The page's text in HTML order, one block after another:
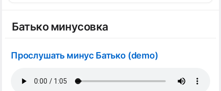
Батько минусовка
Прослушать минус Батько (demo)